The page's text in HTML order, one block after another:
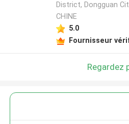
District, Dongguan
CHINE
5.0
Fournisseur
Regardez